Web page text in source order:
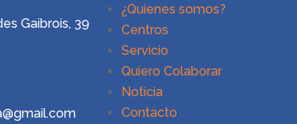
Gaibrois, 39
¿Quienes somos?
Centros
Servicio
Quiero Colaborar
Noticia
Contacto